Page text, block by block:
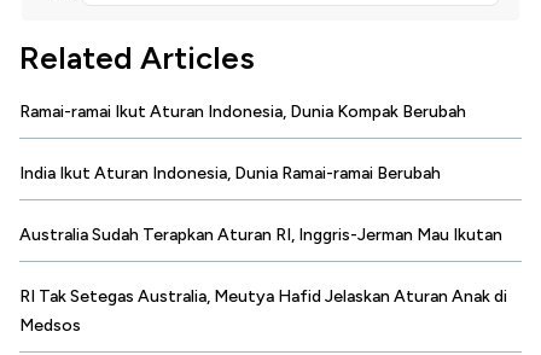
Related Articles
Ramai-ramai Ikut Aturan Indonesia, Dunia Kompak Berubah
India Ikut Aturan Indonesia, Dunia Ramai-ramai Berubah
Australia Sudah Terapkan Aturan RI, Inggris-Jerman Mau Ikutan
RI Tak Setegas Australia, Meutya Hafid Jelaskan Aturan Anak di
Medsos